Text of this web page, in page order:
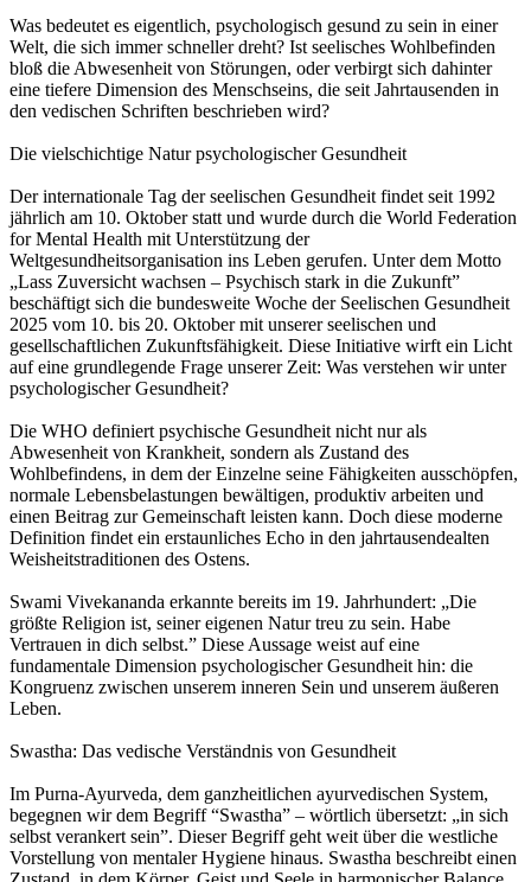
Was bedeutet es eigentlich, psychologisch gesund zu sein in einer
Welt, die sich immer schneller dreht? Ist seelisches Wohlbefinden
bloß die Abwesenheit von Störungen, oder verbirgt sich dahinter
eine tiefere Dimension des Menschseins, die seit Jahrtausenden in
den vedischen Schriften beschrieben wird?
Die vielschichtige Natur psychologischer Gesundheit
Der internationale Tag der seelischen Gesundheit findet seit 1992
jährlich am 10. Oktober statt und wurde durch die World Federation
for Mental Health mit Unterstützung der
Weltgesundheitsorganisation ins Leben gerufen. Unter dem Motto
„Lass Zuversicht wachsen – Psychisch stark in die Zukunft”
beschäftigt sich die bundesweite Woche der Seelischen Gesundheit
2025 vom 10. bis 20. Oktober mit unserer seelischen und
gesellschaftlichen Zukunftsfähigkeit. Diese Initiative wirft ein Licht
auf eine grundlegende Frage unserer Zeit: Was verstehen wir unter
psychologischer Gesundheit?
Die WHO definiert psychische Gesundheit nicht nur als
Abwesenheit von Krankheit, sondern als Zustand des
Wohlbefindens, in dem der Einzelne seine Fähigkeiten ausschöpfen,
normale Lebensbelastungen bewältigen, produktiv arbeiten und
einen Beitrag zur Gemeinschaft leisten kann. Doch diese moderne
Definition findet ein erstaunliches Echo in den jahrtausendealten
Weisheitstraditionen des Ostens.
Swami Vivekananda erkannte bereits im 19. Jahrhundert: „Die
größte Religion ist, seiner eigenen Natur treu zu sein. Habe
Vertrauen in dich selbst.” Diese Aussage weist auf eine
fundamentale Dimension psychologischer Gesundheit hin: die
Kongruenz zwischen unserem inneren Sein und unserem äußeren
Leben.
Swastha: Das vedische Verständnis von Gesundheit
Im Purna-Ayurveda, dem ganzheitlichen ayurvedischen System,
begegnen wir dem Begriff “Swastha” – wörtlich übersetzt: „in sich
selbst verankert sein”. Dieser Begriff geht weit über die westliche
Vorstellung von mentaler Hygiene hinaus. Swastha beschreibt einen